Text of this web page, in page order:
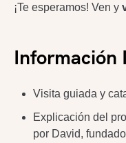
¡Te esperamos! Ven y
Información
Visita guiada y
Explicación del
por David,